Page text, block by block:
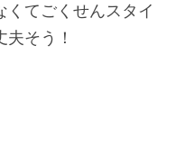
くてごくせんスタイ
そう！